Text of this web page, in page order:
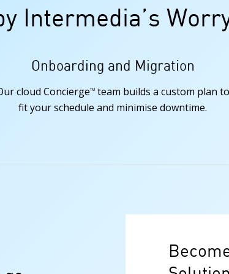
Intermedia’s
Onboarding and Migration
cloud ConciergeTMteam builds a custom plan to
fit your schedule and minimise downtime.